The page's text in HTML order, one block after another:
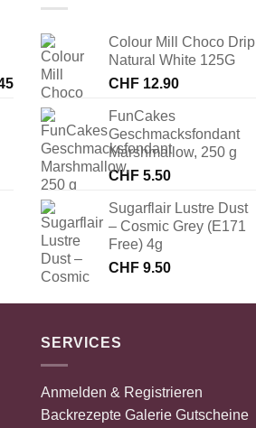
Aktueller
Preis
CHF 12.45.
CHF 2.60.
2.10.
Colour Mill Choco Drip
Natural White 125G
CHF 12.90
FunCakes
Geschmacksfondant
Marshmallow, 250 g
CHF 5.50
Sugarflair Lustre Dust
– Cosmic Grey (E171
Free) 4g
CHF 9.50
SERVICES
Anmelden & Registrieren
Backrezepte Galerie Gutscheine